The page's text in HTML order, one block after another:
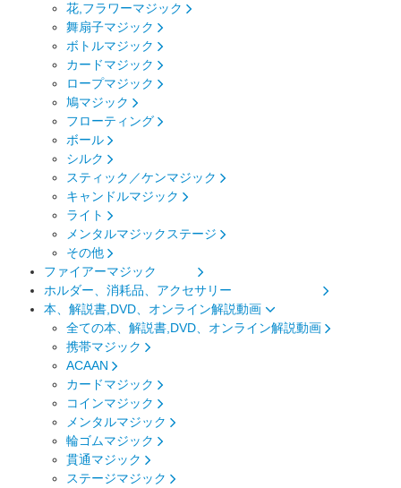
花,フラワーマジック
舞扇子マジック
ボトルマジック
カードマジック
ロープマジック
鳩マジック
フローティング
ボール
シルク
スティック／ケンマジック
キャンドルマジック
ライト
メンタルマジックステージ
その他
ファイアーマジック
ホルダー、消耗品、アクセサリー
本、解説書,DVD、オンライン解説動画
全ての本、解説書,DVD、オンライン解説動画
携帯マジック
ACAAN
カードマジック
コインマジック
メンタルマジック
輪ゴムマジック
貫通マジック
ステージマジック